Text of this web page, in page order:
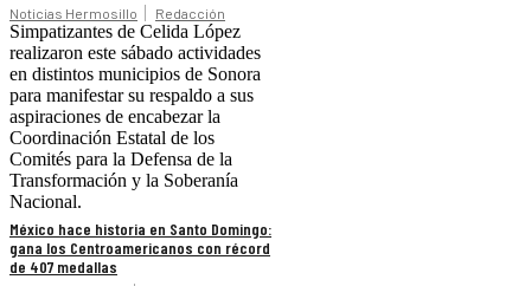
Noticias Hermosillo Redacción
Simpatizantes de Celida López
realizaron este sábado actividades
en distintos municipios de Sonora
para manifestar su respaldo a sus
aspiraciones de encabezar la
Coordinación Estatal de los
Comités para la Defensa de la
Transformación y la Soberanía
Nacional.
México hace historia en Santo Domingo:
gana los Centroamericanos con récord
de 407 medallas